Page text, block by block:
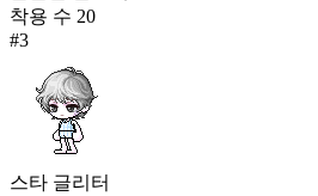
착용 수 20
#3
스타 글리터